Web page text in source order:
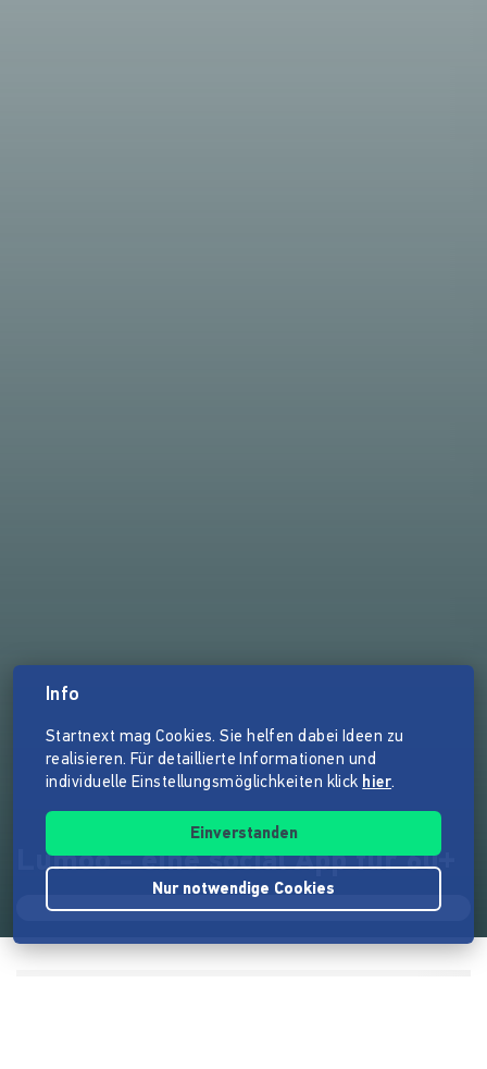
Lumoo - eine social App für 60+
Info
Startnext mag Cookies. Sie helfen dabei Ideen zu
realisieren. Für detaillierte Informationen und
individuelle Einstellungsmöglichkeiten klick hier.
Einverstanden
Nur notwendige Cookies